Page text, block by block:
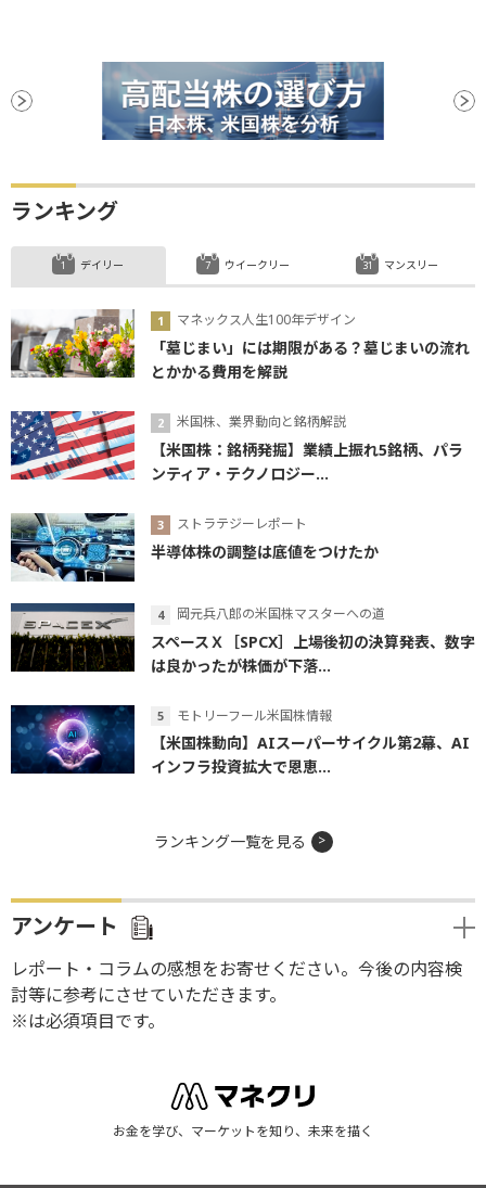
ランキング
デイリー
マネックス人生100年デザイン
「墓じまい」には期限がある？墓じまいの流れ
とかかる費用を解説
米国株、業界動向と銘柄解説
【米国株：銘柄発掘】業績上振れ5銘柄、パラ
ンティア・テクノロジー...
ストラテジーレポート
半導体株の調整は底値をつけたか
岡元兵八郎の米国株マスターへの道
スペースＸ［SPCX］上場後初の決算発表、数字
は良かったが株価が下落...
モトリーフール米国株情報
【米国株動向】AIスーパーサイクル第2幕、AI
インフラ投資拡大で恩恵...
ウイークリー マンスリー
ランキング一覧を見る
アンケート
レポート・コラムの感想をお寄せください。今後の内容検
討等に参考にさせていただきます。
※は必須項目です。
お金を学び、マーケットを知り、未来を描く